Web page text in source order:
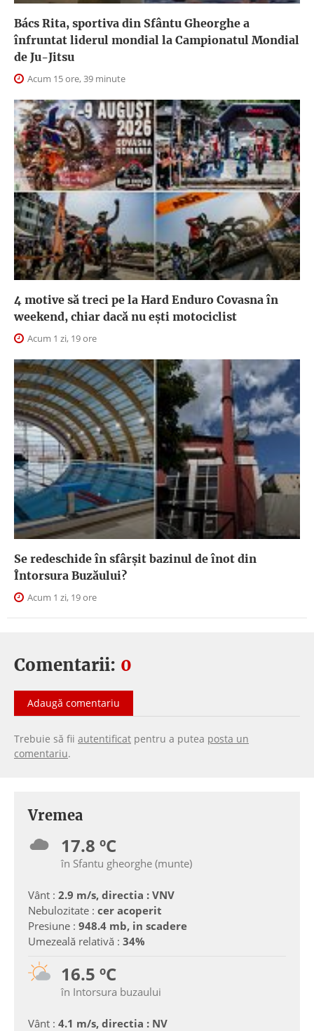
Bács Rita, sportiva din Sfântu Gheorghe a
înfruntat liderul mondial la Campionatul Mondial
de Ju-Jitsu
Acum 15 ore, 39 minute
4 motive să treci pe la Hard Enduro Covasna în
weekend, chiar dacă nu ești motociclist
Acum 1 zi, 19 ore
Se redeschide în sfârșit bazinul de înot din
Întorsura Buzăului?
Acum 1 zi, 19 ore
Comentarii: 0
Adaugă comentariu
Trebuie să fii autentificat pentru a putea posta un
comentariu.
Vremea
17.8 ºC
în Sfantu gheorghe (munte)
Vânt : 2.9 m/s, directia : VNV
Nebulozitate : cer acoperit
Presiune : 948.4 mb, in scadere
Umezeală relativă : 34%
16.5 ºC
în Intorsura buzaului
Vânt : 4.1 m/s, directia : NV